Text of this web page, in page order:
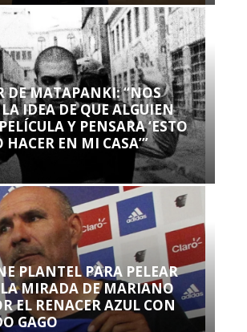
DE MATAPANKI: “NOS
IDEA DE QUE ALGUIEN
Y PENSARA ‘ESTO
HACER EN MI CASA’”
PLANTEL PARA PELEAR
MIRADA DE MARIANO
EL RENACER AZUL CON
GAGO